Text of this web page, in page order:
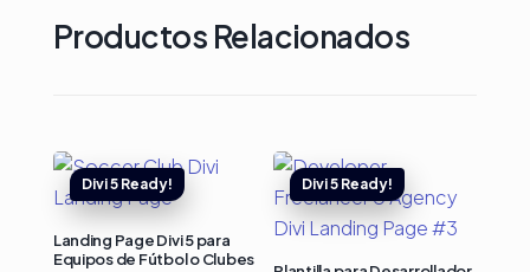
Productos Relacionados
Landing Page Divi 5 para
Equipos de Fútbol o Clubes